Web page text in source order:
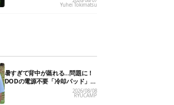
Yuhei Tokimatsu
暑すぎて背中が蒸れる…問題に！
DODの電源不要「冷却パッド」を
試したら、夏の移動がラクになっ
た
2026/08/08
RYUCAMP